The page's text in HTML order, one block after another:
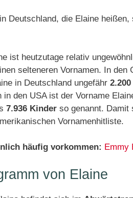
Deutschland, die Elaine
ist heutzutage relativ
selteneren Vornamen. In den
in Deutschland ungefähr
in den USA ist der Vorname
7.936 Kinder so genannt. Damit
Vornamenhitliste.
häufig vorkommen: Emmy
von Elaine